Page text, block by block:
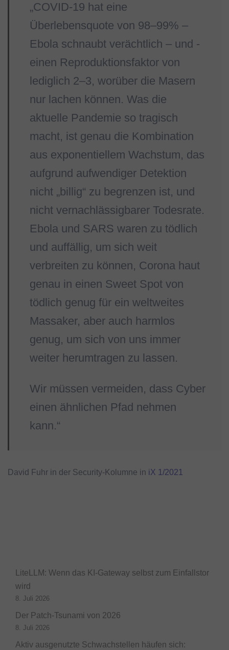
„COVID-19 hat eine
Überlebensquote von 98–99% –
Ebola schnaubt verächtlich – und ­
einen Reproduktionsfaktor von
lediglich 2–3, worüber die Masern
nur lachen können. Was die
aktuelle Pandemie so tragisch
macht, ist genau die Kombination
aus exponentiellem Wachstum, das
aufgrund aufwendiger Detektion
nicht „billig“ zu begrenzen ist, und
nicht vernachlässigbarer Todesrate.
Ebola und SARS waren zu tödlich
und auffällig, um sich weit
verbreiten zu können, Corona haut
genau in einen Sweet Spot von
tödlich genug für ein weltweites
Massaker, aber auch harmlos
genug, um sich von uns immer
weiter herumtragen zu lassen.
Wir müssen vermeiden, dass Cyber
einen ähnlichen Pfad nehmen
kann.“
David Fuhr in der Security-Kolumne in iX 1/2021
LiteLLM: Wenn das KI-Gateway selbst zum Einfallstor
wird
8. Juli 2026
Der Patch-Tsunami von 2026
8. Juli 2026
Aktiv ausgenutzte Schwachstellen häufen sich: